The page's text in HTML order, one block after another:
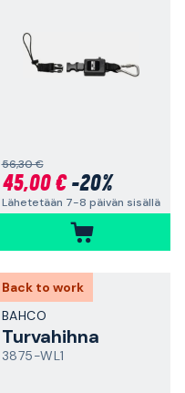
56,30 €
45,00 €-20%
Lähetetään 7-8 päivän sisällä
Back to work
BAHCO
Turvahihna
3875-WL1